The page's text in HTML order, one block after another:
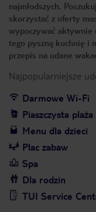
najmłodszych.
skorzystać z oferty
wypoczywać aktywnie
tego pyszną kuchnię i
przepis na udane
Najpopularniejsze
Darmowe Wi-Fi
Piaszczysta plaża
Menu dla dzieci
Plac zabaw
Spa
Dla rodzin
TUI Service